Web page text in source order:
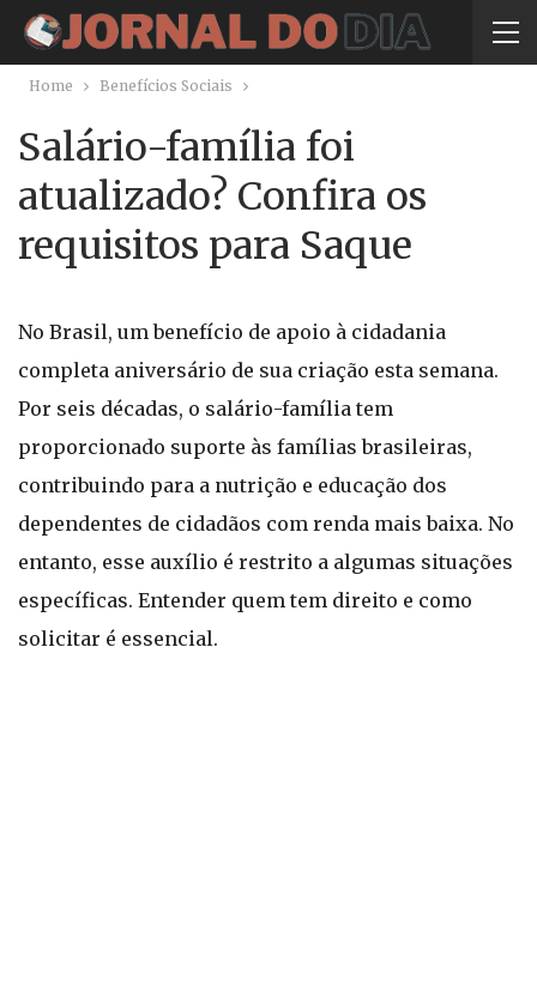
Home Benefícios Sociais
Salário-família foi
atualizado? Confira os
requisitos para Saque
No Brasil, um benefício de apoio à cidadania
completa aniversário de sua criação esta semana.
Por seis décadas, o salário-família tem
proporcionado suporte às famílias brasileiras,
contribuindo para a nutrição e educação dos
dependentes de cidadãos com renda mais baixa. No
entanto, esse auxílio é restrito a algumas situações
específicas. Entender quem tem direito e como
solicitar é essencial.